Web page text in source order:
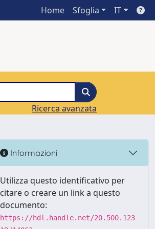
Home Sfoglia IT
Ricerca avanzata
Informazioni
Utilizza questo identificativo per
citare o creare un link a questo
documento:
https://hdl.handle.net/20.500.123